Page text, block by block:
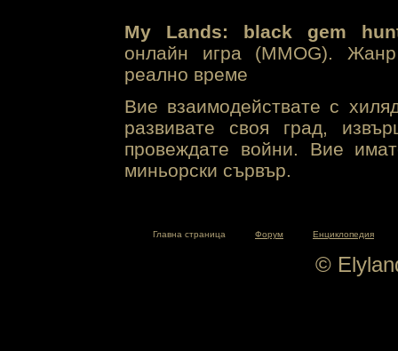
My Lands: black gem
онлайн игра (MMOG).
реално време
Вие взаимодействате с
развивате своя град,
провеждате войни. Вие
миньорски сървър.
Главна страница Форум Енциклопедия
©